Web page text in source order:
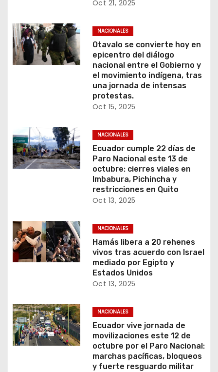
Oct 21, 2025
NACIONALES
Otavalo se convierte hoy en
epicentro del diálogo
nacional entre el Gobierno y
el movimiento indígena, tras
una jornada de intensas
protestas.
Oct 15, 2025
NACIONALES
Ecuador cumple 22 días de
Paro Nacional este 13 de
octubre: cierres viales en
Imbabura, Pichincha y
restricciones en Quito
Oct 13, 2025
NACIONALES
Hamás libera a 20 rehenes
vivos tras acuerdo con Israel
mediado por Egipto y
Estados Unidos
Oct 13, 2025
NACIONALES
Ecuador vive jornada de
movilizaciones este 12 de
octubre por el Paro Nacional:
marchas pacíficas, bloqueos
y fuerte resguardo militar